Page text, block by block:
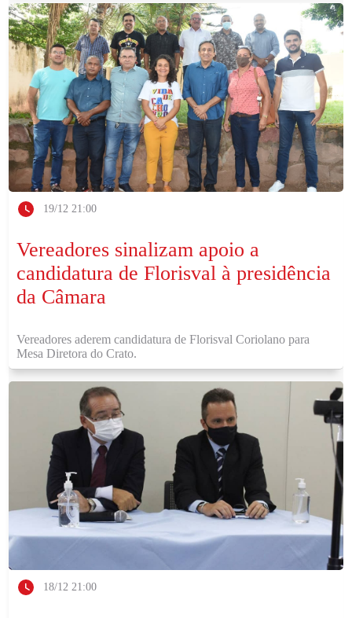
19/12 21:00
Vereadores sinalizam apoio a
candidatura de Florisval à presidência
da Câmara
Vereadores aderem candidatura de Florisval Coriolano para
Mesa Diretora do Crato.
18/12 21:00